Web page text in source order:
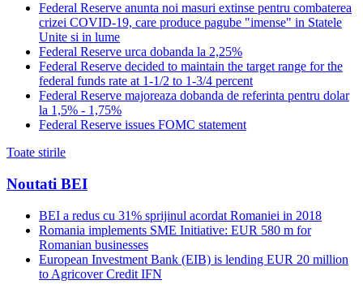
Federal Reserve anunta noi masuri extinse pentru combaterea
crizei COVID-19, care produce pagube "imense" in Statele
Unite si in lume
Federal Reserve urca dobanda la 2,25%
Federal Reserve decided to maintain the target range for the
federal funds rate at 1-1/2 to 1-3/4 percent
Federal Reserve majoreaza dobanda de referinta pentru dolar
la 1,5% - 1,75%
Federal Reserve issues FOMC statement
Toate stirile
Noutati BEI
BEI a redus cu 31% sprijinul acordat Romaniei in 2018
Romania implements SME Initiative: EUR 580 m for
Romanian businesses
European Investment Bank (EIB) is lending EUR 20 million
to Agricover Credit IFN